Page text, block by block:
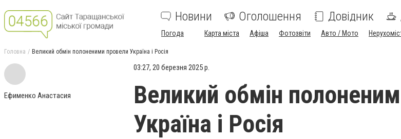
Новини Оголошення Довідник
Погода Карта міста Афіша Фотозвіти Авто / Мото
Головна Великий обмін полоненими провели Україна і Росія
Ефименко Анастасия
03:27, 20 березня 2025 р.
Великий обмін
Україна і Росія